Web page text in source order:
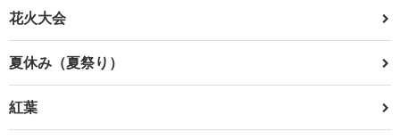
花火大会
夏休み（夏祭り）
紅葉